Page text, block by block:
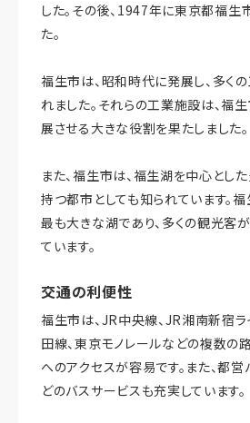
した。その後、1947年に東京都福生
た。
福生市は、昭和時代に発展し、多く
れました。それらの工業施設は、福
展させる大きな役割を果たしました。
また、福生市は、福生湖を中心とし
持つ都市としても知られています。
最も大きな湖であり、多くの観光客
ています。
交通の利便性
福生市は、JR中央線、JR湘南新宿ラ
田線、東京モノレールなどの複数の
へのアクセスが容易です。また、都
どのバスサービスも充実しています。